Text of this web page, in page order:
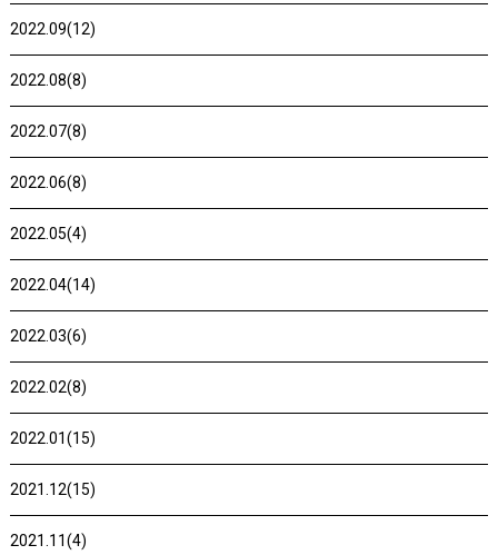
2022.09(12)
2022.08(8)
2022.07(8)
2022.06(8)
2022.05(4)
2022.04(14)
2022.03(6)
2022.02(8)
2022.01(15)
2021.12(15)
2021.11(4)